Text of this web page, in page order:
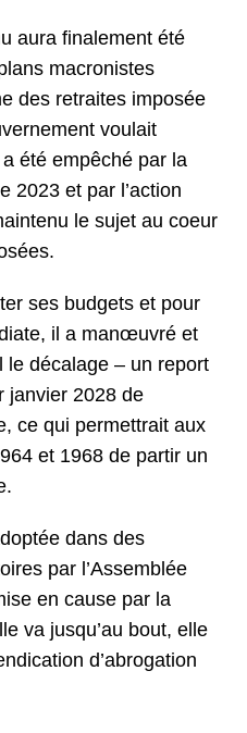
aura finalement été
macronistes
des retraites imposée
voulait
été empêché par la
2023 et par l’action
le sujet au coeur
ses budgets et pour
il a manœuvré et
le décalage – un report
janvier 2028 de
ce qui permettrait aux
et 1968 de partir un
dans des
par l’Assemblée
en cause par la
va jusqu’au bout, elle
d’abrogation